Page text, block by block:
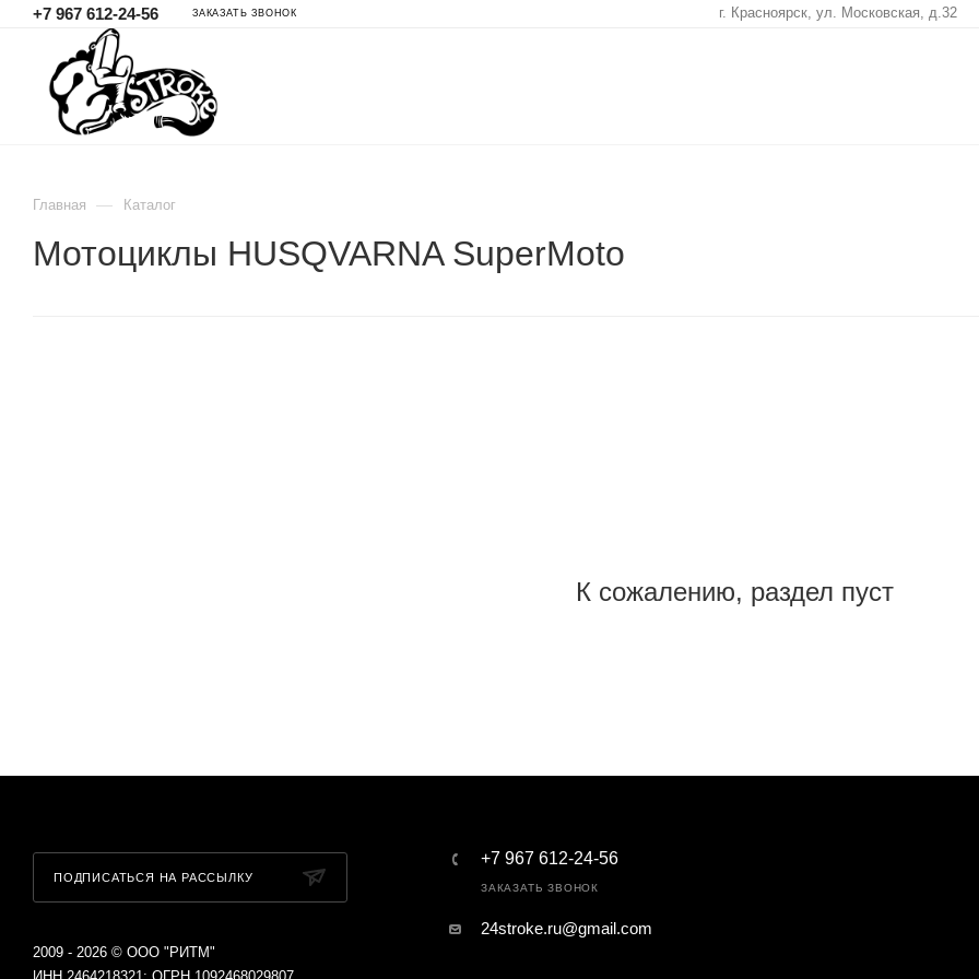
+7 967 612-24-56 ЗАКАЗАТЬ ЗВОНОК г. Красноярск, ул. Московская, д.32
Главная — Каталог
Мотоциклы HUSQVARNA SuperMoto
К сожалению, раздел пуст
ПОДПИСАТЬСЯ НА РАССЫЛКУ
2009 - 2026 © ООО "РИТМ"
+7 967 612-24-56
ЗАКАЗАТЬ ЗВОНОК
24stroke.ru@gmail.com